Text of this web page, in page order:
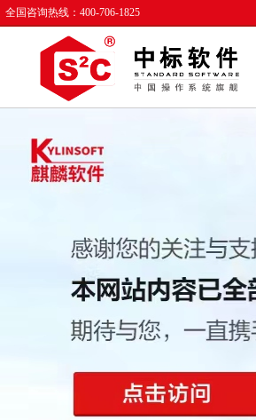
全国咨询热线：400-706-1825